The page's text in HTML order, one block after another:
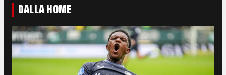
DALLA HOME